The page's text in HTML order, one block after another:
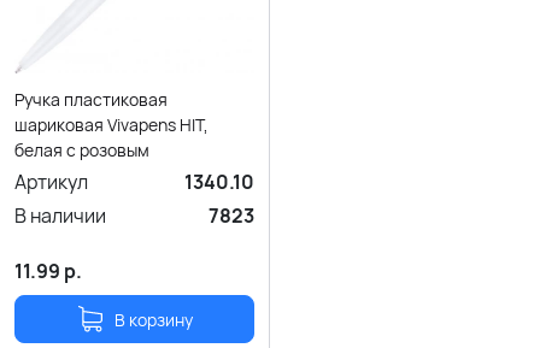
Ручка пластиковая
шариковая Vivapens HIT,
белая с розовым
Артикул
1340.10
В наличии
7823
11.99 р.
В корзину